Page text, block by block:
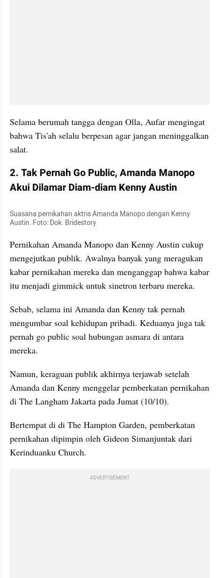
Selama berumah tangga dengan Olla, Aufar mengingat
bahwa Tis'ah selalu berpesan agar jangan meninggalkan
salat.
2. Tak Pernah Go Public, Amanda Manopo
Akui Dilamar Diam-diam Kenny Austin
Suasana pernikahan aktris Amanda Manopo dengan Kenny
Austin. Foto: Dok. Bridestory
Pernikahan Amanda Manopo dan Kenny Austin cukup
mengejutkan publik. Awalnya banyak yang meragukan
kabar pernikahan mereka dan menganggap bahwa kabar
itu menjadi gimmick untuk sinetron terbaru mereka.
Sebab, selama ini Amanda dan Kenny tak pernah
mengumbar soal kehidupan pribadi. Keduanya juga tak
pernah go public soal hubungan asmara di antara
mereka.
Namun, keraguan publik akhirnya terjawab setelah
Amanda dan Kenny menggelar pemberkatan pernikahan
di The Langham Jakarta pada Jumat (10/10).
Bertempat di di The Hampton Garden, pemberkatan
pernikahan dipimpin oleh Gideon Simanjuntak dari
Kerinduanku Church.
ADVERTISEMENT